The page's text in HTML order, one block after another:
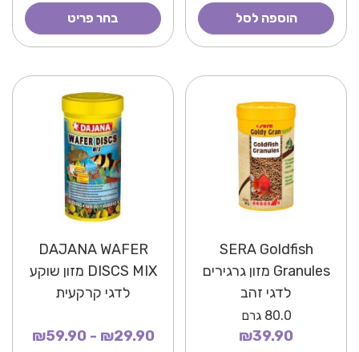
הוספה לסל בחר פריט
SERA Goldfish
Granules מזון גרגירים
לדגי זהב
80.0 גרם
₪39.90
DAJANA WAFER
DISCS MIX מזון שוקע
לדגי קרקעית
₪29.90 - ₪59.90